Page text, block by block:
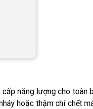
cấp năng lượng cho toàn
hoặc thậm chí chết